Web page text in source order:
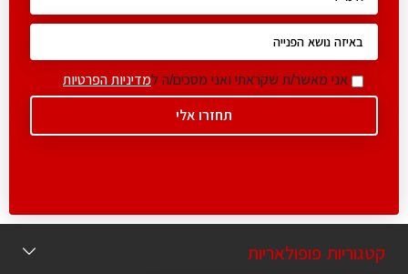
אני מאשר/ת שקראתי ואני מסכים/ה למדיניות הפרטיות
קטגוריות פופולאריות